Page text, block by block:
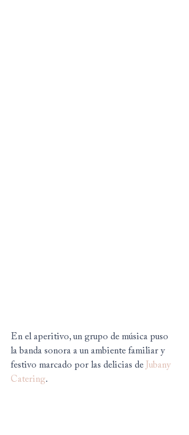
En el aperitivo, un grupo de música puso
la banda sonora a un ambiente familiar y
festivo marcado por las delicias de Jubany
Catering.